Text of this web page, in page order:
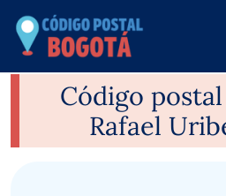
contenido
Código
Rafael